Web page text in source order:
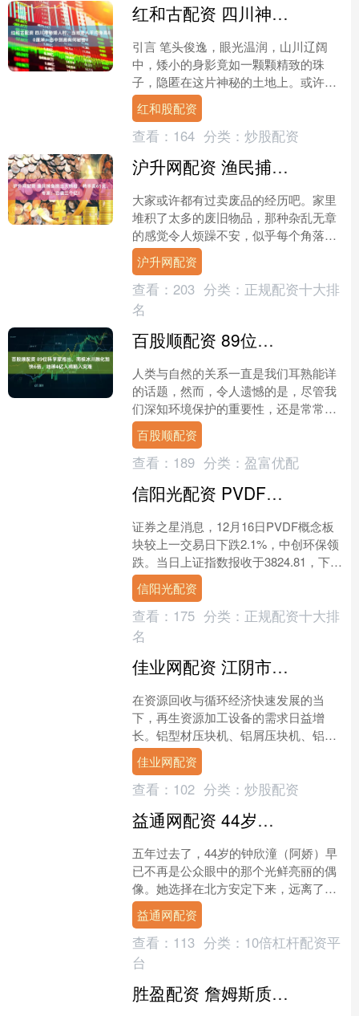
红和古配资 四川神秘矮人村，当地老人平均身高80厘米，当中到底有何秘密？
引言 笔头俊逸，眼光温润，山川辽阔
中，矮小的身影竟如一颗颗精致的珠
子，隐匿在这片神秘的土地上。或许是
因为人的成长，正如大自然的景象，因
环境与条件的变迁而各有不同....
红和股配资
查看： 164 分类： 炒股配资
沪升网配资 渔民捕鱼捞出大铁柱，转手卖65元，专家：它值三个亿！
大家或许都有过卖废品的经历吧。家里
堆积了太多的废旧物品，那种杂乱无章
的感觉令人烦躁不安，似乎每个角落都
充满了沉重的气息。于是，我们决定把
那些不再需要的东西卖给收....
沪升网配资
查看： 203 分类： 正规配资十大排
名
百股顺配资 89位科学家指出，南极冰川融化加快6倍，地球4亿人将陷入灾难
人类与自然的关系一直是我们耳熟能详
的话题，然而，令人遗憾的是，尽管我
们深知环境保护的重要性，还是常常因
一时的利益冲动，选择忽视大自然的警
告，甚至肆意破坏环境。而....
百股顺配资
查看： 189 分类： 盈富优配
信阳光配资 PVDF概念板块12月16日跌2.1%，中创环保领跌，主力资金净流出6.34亿元
证券之星消息，12月16日PVDF概念板
块较上一交易日下跌2.1%，中创环保领
跌。当日上证指数报收于3824.81，下跌
1.11%。深证成指报收于12914.6....
信阳光配资
查看： 175 分类： 正规配资十大排
名
佳业网配资 江阴市德尚环保科技有限公司：铝型材/铝屑/铝销/铝刨花/易拉罐压块机专业制造，助力资源回收行业高效发展
在资源回收与循环经济快速发展的当
下，再生资源加工设备的需求日益增
长。铝型材压块机、铝屑压块机、铝销
压块机、铝刨花压块机以及易拉罐压块
机等设备，作为资源回收行业的....
佳业网配资
查看： 102 分类： 炒股配资
益通网配资 44岁阿娇北京独居：不被定义的人生，盼子亦守自在
五年过去了，44岁的钟欣潼（阿娇）早
已不再是公众眼中的那个光鲜亮丽的偶
像。她选择在北方安定下来，远离了喧
嚣的娱乐圈，过上了更加低调、自在的
生活。没有了偶像包袱，....
益通网配资
查看： 113 分类： 10倍杠杆配资平
台
胜盈配资 詹姆斯质疑太阳依赖罚球追分，背后真相令人深思